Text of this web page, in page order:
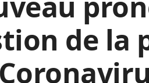
de la